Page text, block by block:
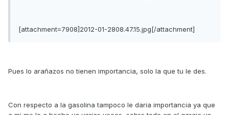
[attachment=7908]2012-01-2808.47.15.jpg[/attachment]
Pues lo arañazos no tienen importancia, solo la que tu le des.
Con respecto a la gasolina tampoco le daria importancia ya que